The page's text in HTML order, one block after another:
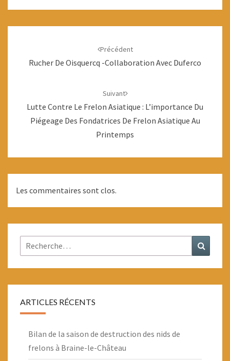
Précédent
Rucher De Oisquercq -collaboration Avec Duferco
Suivant
Lutte Contre Le Frelon Asiatique : L’importance Du
Piégeage Des Fondatrices De Frelon Asiatique Au
Printemps
Les commentaires sont clos.
Rechercher :
ARTICLES RÉCENTS
Bilan de la saison de destruction des nids de
frelons à Braine-le-Château